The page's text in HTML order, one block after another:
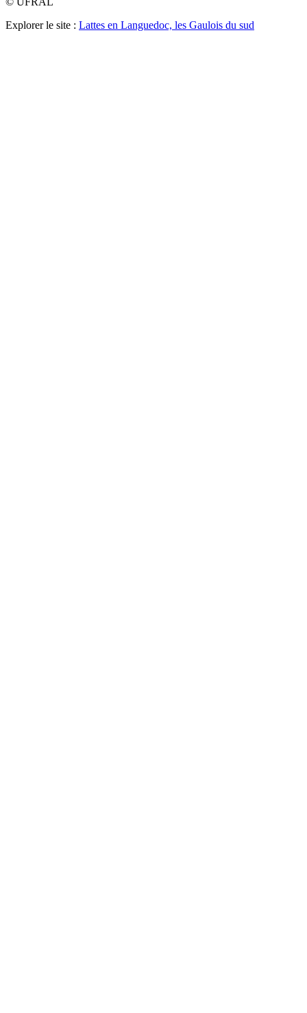
Explorer le site : Lattes en Languedoc, les Gaulois du sud